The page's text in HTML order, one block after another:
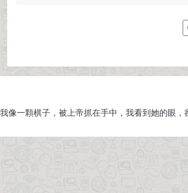
我像一顆棋子，被上帝抓在手中，我看到她的眼，